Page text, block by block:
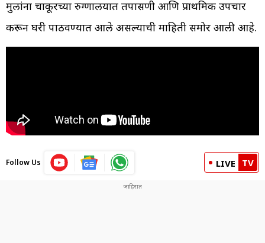
मुलांना चाकूरच्या रुग्णालयात तपासणी आणि प्राथमिक उपचार
करून घरी पाठवण्यात आले असल्याची माहिती समोर आली आहे.
Follow Us LIVE TV